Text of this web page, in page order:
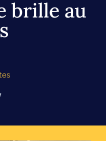
brille au